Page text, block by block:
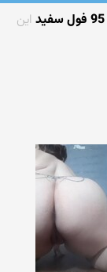
این